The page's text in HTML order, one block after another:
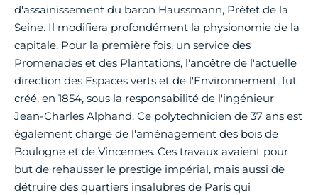
d'assainissement du baron Haussmann, Préfet de la
Seine. Il modifiera profondément la physionomie de la
capitale. Pour la première fois, un service des
Promenades et des Plantations, l'ancêtre de l'actuelle
direction des Espaces verts et de l'Environnement, fut
créé, en 1854, sous la responsabilité de l'ingénieur
Jean-Charles Alphand. Ce polytechnicien de 37 ans est
également chargé de l'aménagement des bois de
Boulogne et de Vincennes. Ces travaux avaient pour
but de rehausser le prestige impérial, mais aussi de
détruire des quartiers insalubres de Paris qui